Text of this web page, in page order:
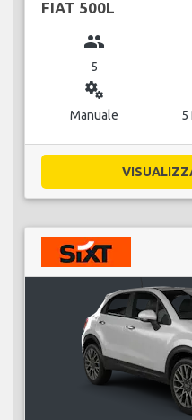
FIAT 500L
group
5
miscellaneous_services
Manuale 5